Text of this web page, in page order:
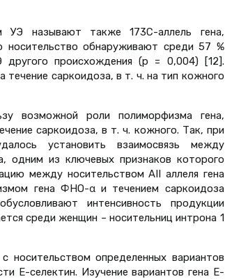
УЭ называют также 173С-аллель гена,
обнаруживают среди 57 %
происхождения (р = 0,004) [12].
течение саркоидоза, в т. ч. на тип кожного
возможной роли полиморфизма гена,
саркоидоза, в т. ч. кожного. Так, при
установить взаимосвязь между
одним из ключевых признаков которого
между носительством АII аллеля гена
гена ФНО-α и течением саркоидоза
интенсивность продукции
среди женщин – носительниц интрона 1
определенных вариантов
Е-селектин. Изучение вариантов гена Е-